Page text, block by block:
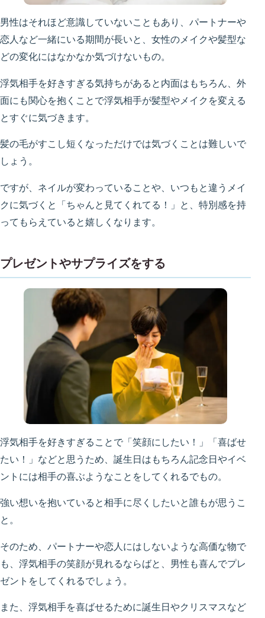
男性はそれほど意識していないこともあり、パートナーや
恋人など一緒にいる期間が長いと、女性のメイクや髪型な
どの変化にはなかなか気づけないもの。
浮気相手を好きすぎる気持ちがあると内面はもちろん、外
面にも関心を抱くことで浮気相手が髪型やメイクを変える
とすぐに気づきます。
髪の毛がすこし短くなっただけでは気づくことは難しいで
しょう。
ですが、ネイルが変わっていることや、いつもと違うメイ
クに気づくと「ちゃんと見てくれてる！」と、特別感を持
ってもらえていると嬉しくなります。
プレゼントやサプライズをする
浮気相手を好きすぎることで「笑顔にしたい！」「喜ばせ
たい！」などと思うため、誕生日はもちろん記念日やイベ
ントには相手の喜ぶようなことをしてくれるでもの。
強い想いを抱いていると相手に尽くしたいと誰もが思うこ
と。
そのため、パートナーや恋人にはしないような高価な物で
も、浮気相手の笑顔が見れるならばと、男性も喜んでプレ
ゼントをしてくれるでしょう。
また、浮気相手を喜ばせるために誕生日やクリスマスなど